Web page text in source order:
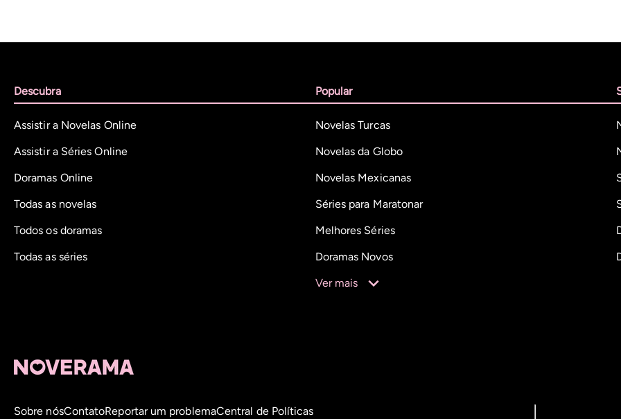
Descubra
Assistir a Novelas Online
Assistir a Séries Online
Doramas Online
Todas as novelas
Todos os doramas
Todas as séries
Popular
Novelas Turcas
Novelas da Globo
Novelas Mexicanas
Séries para Maratonar
Melhores Séries
Doramas Novos
Ver mais
Sobre nósContatoReportar um problemaCentral de Políticas